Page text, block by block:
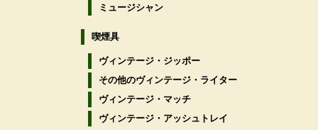
ミュージシャン
喫煙具
ヴィンテージ・ジッポー
その他のヴィンテージ・ライター
ヴィンテージ・マッチ
ヴィンテージ・アッシュトレイ